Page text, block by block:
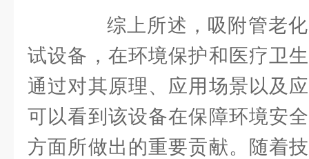
综上所述，吸附管老化
试设备，在环境保护和医疗卫
通过对其原理、应用场景以及
可以看到该设备在保障环境安
方面所做出的重要贡献。随着